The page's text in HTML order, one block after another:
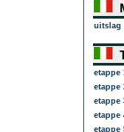
uitslag
etappe
etappe
etappe
etappe
etappe